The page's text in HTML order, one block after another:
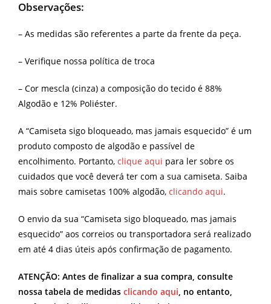
Observações:
– As medidas são referentes a parte da frente da peça.
– Verifique nossa política de troca
– Cor mescla (cinza) a composição do tecido é 88%
Algodão e 12% Poliéster.
A “Camiseta sigo bloqueado, mas jamais esquecido” é um
produto composto de algodão e passível de
encolhimento. Portanto, clique aqui para ler sobre os
cuidados que você deverá ter com a sua camiseta. Saiba
mais sobre camisetas 100% algodão, clicando aqui.
O envio da sua “Camiseta sigo bloqueado, mas jamais
esquecido” aos correios ou transportadora será realizado
em até 4 dias úteis após confirmação de pagamento.
ATENÇÃO: Antes de finalizar a sua compra, consulte
nossa tabela de medidas clicando aqui , no entanto,